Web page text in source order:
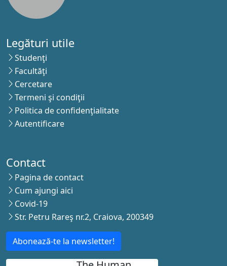
Legături utile
Studenţi
Facultăţi
Cercetare
Termeni şi condiţii
Politica de confidenţialitate
Autentificare
Contact
Pagina de contact
Cum ajungi aici
Covid-19
Str. Petru Rareş nr.2, Craiova, 200349
Abonează-te la newsletter!